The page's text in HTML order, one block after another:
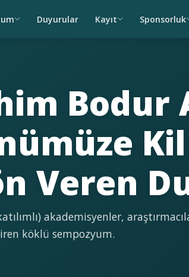
Duyurular Kayıt Sponsorluk
Bodur
Veren
akademisyenler,
köklü sempozyum.